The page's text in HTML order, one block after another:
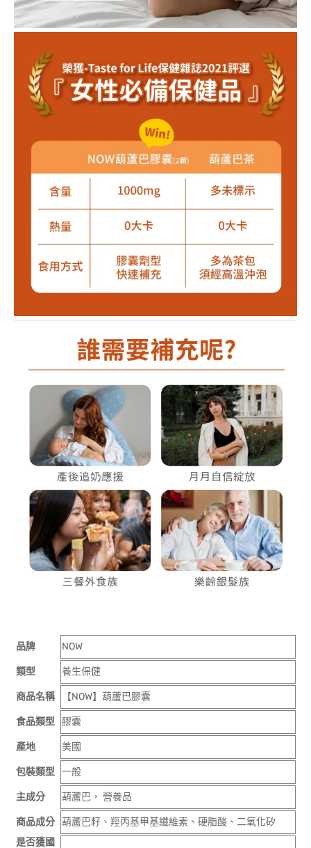
品牌 NOW
類型 養生保健
商品名稱 【NOW】葫蘆巴膠囊
食品類型 膠囊
產地 美國
包裝類型 一般
主成分 葫蘆巴， 營養品
商品成分 葫蘆巴籽、羥丙基甲基纖維素、硬脂酸、二氧化矽
是否獲國